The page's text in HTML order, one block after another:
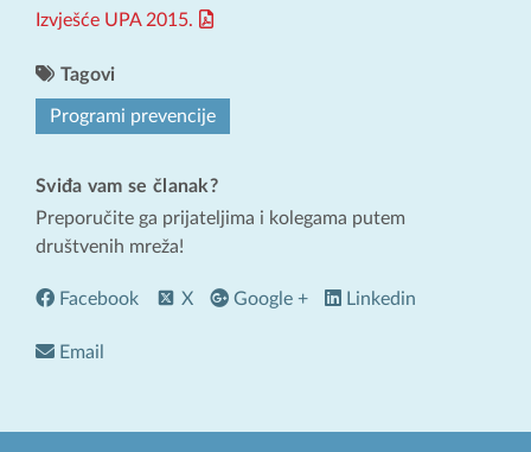
Izvješće UPA 2015.
Tagovi
Programi prevencije
Sviđa vam se članak?
Preporučite ga prijateljima i kolegama putem
društvenih mreža!
Facebook X Google + Linkedin
Email